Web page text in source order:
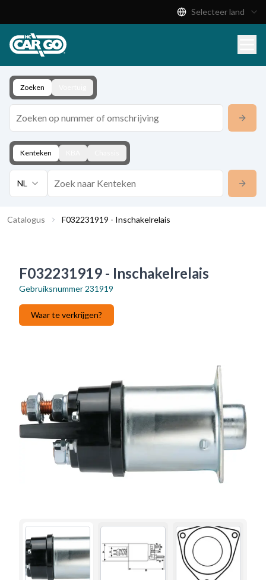
Download
Contact
Selecteer land
Zoeken
Kenteken
NL
Catalogus F032231919 - Inschakelrelais
F032231919 - Inschakelrelais
Gebruiksnummer 231919
Waar te verkrijgen?